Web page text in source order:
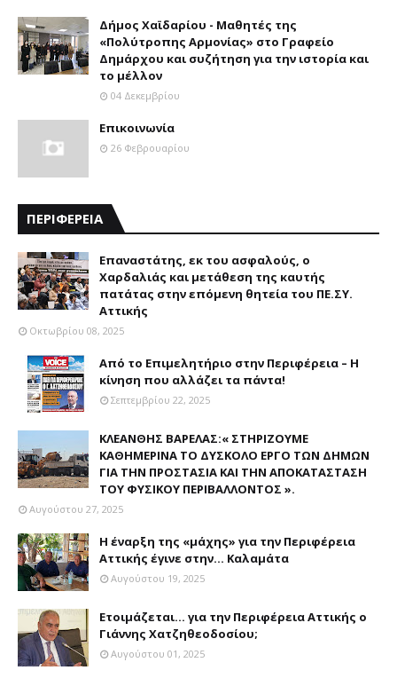
Δήμος Χαϊδαρίου - Μαθητές της
«Πολύτροπης Αρμονίας» στο Γραφείο
Δημάρχου και συζήτηση για την ιστορία και
το μέλλον
04 Δεκεμβρίου
Επικοινωνία
26 Φεβρουαρίου
ΠΕΡΙΦΕΡΕΙΑ
Επαναστάτης, εκ του ασφαλούς, ο
Χαρδαλιάς και μετάθεση της καυτής
πατάτας στην επόμενη θητεία του ΠΕ.ΣΥ.
Αττικής
Οκτωβρίου 08, 2025
Από το Επιμελητήριο στην Περιφέρεια – Η
κίνηση που αλλάζει τα πάντα!
Σεπτεμβρίου 22, 2025
ΚΛΕΑΝΘΗΣ ΒΑΡΕΛΑΣ:« ΣΤΗΡΙΖΟΥΜΕ
ΚΑΘΗΜΕΡΙΝΑ ΤΟ ΔΥΣΚΟΛΟ ΕΡΓΟ ΤΩΝ ΔΗΜΩΝ
ΓΙΑ ΤΗΝ ΠΡΟΣΤΑΣΙΑ ΚΑΙ ΤΗΝ ΑΠΟΚΑΤΑΣΤΑΣΗ
ΤΟΥ ΦΥΣΙΚΟΥ ΠΕΡΙΒΑΛΛΟΝΤΟΣ ».
Αυγούστου 27, 2025
Η έναρξη της «μάχης» για την Περιφέρεια
Αττικής έγινε στην... Καλαμάτα
Αυγούστου 19, 2025
Ετοιμάζεται... για την Περιφέρεια Αττικής ο
Γιάννης Χατζηθεοδοσίου;
Αυγούστου 01, 2025